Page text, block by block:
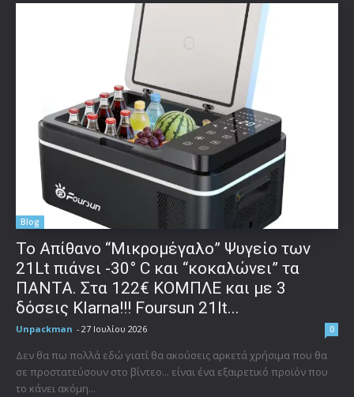
Blog
Το Απίθανο “Μικρομέγαλο” Ψυγείο των
21Lt πιάνει -30° C και “κοκαλώνει” τα
ΠΑΝΤΑ. Στα 122€ ΚΟΜΠΛΕ και με 3
δόσεις Klarna!!! Foursun 21lt...
Unpackman - 27 Ιουλίου 2026 0
Δεν θα πω πολλά εδώ γιατί θα ακούσεις αρκετά χρήσιμα που θα
σε προστατεύσουν στο βίντεο... είναι ένα εξαιρετικό προϊόν που
το κάνει ακόμη...